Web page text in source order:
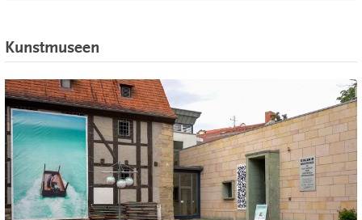
Kunstmuseen